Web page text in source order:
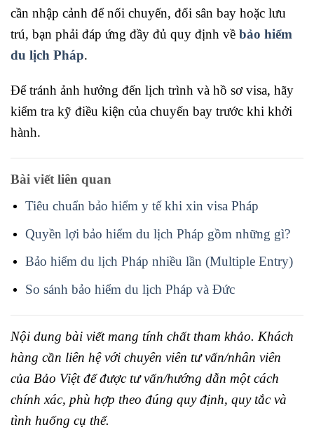
cần nhập cảnh để nối chuyến, đổi sân bay hoặc lưu
trú, bạn phải đáp ứng đầy đủ quy định về bảo hiểm
du lịch Pháp.
Để tránh ảnh hưởng đến lịch trình và hồ sơ visa, hãy
kiểm tra kỹ điều kiện của chuyến bay trước khi khởi
hành.
Bài viết liên quan
Tiêu chuẩn bảo hiểm y tế khi xin visa Pháp
Quyền lợi bảo hiểm du lịch Pháp gồm những gì?
Bảo hiểm du lịch Pháp nhiều lần (Multiple Entry)
So sánh bảo hiểm du lịch Pháp và Đức
Nội dung bài viết mang tính chất tham khảo. Khách
hàng cần liên hệ với chuyên viên tư vấn/nhân viên
của Bảo Việt để được tư vấn/hướng dẫn một cách
chính xác, phù hợp theo đúng quy định, quy tắc và
tình huống cụ thể.